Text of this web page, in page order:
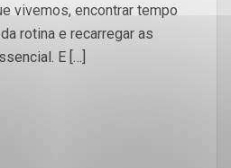
vivemos, encontrar tempo
rotina e recarregar as
E […]